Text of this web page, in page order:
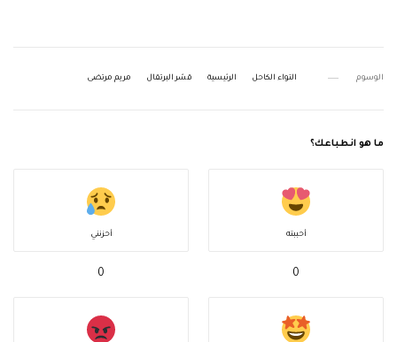
الوسوم التواء الكاحل الرئيسية قشر البرتقال مريم مرتضى
ما هو انطباعك؟
أحببته
0
أحزنني
0